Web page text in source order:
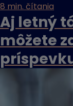
8 min. čítania
Aj letný
môžete